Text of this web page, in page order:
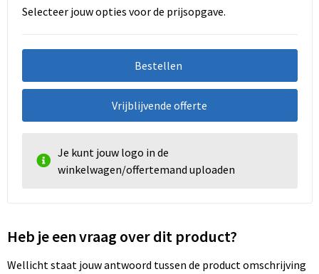
Selecteer jouw opties voor de prijsopgave.
Bestellen
Vrijblijvende offerte
Je kunt jouw logo in de
winkelwagen/offertemand uploaden
Heb je een vraag over dit product?
Wellicht staat jouw antwoord tussen de product omschrijving